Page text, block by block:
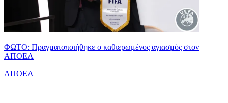
ΦΩΤΟ: Πραγματοποιήθηκε ο καθιερωμένος αγιασμός στον
ΑΠΟΕΛ
ΑΠΟΕΛ
|